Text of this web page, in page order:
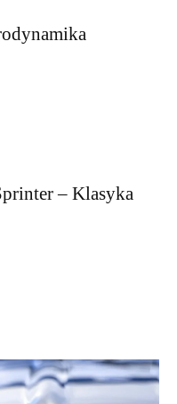
– Klasyka